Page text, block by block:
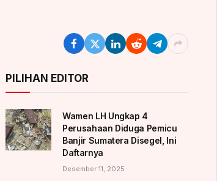
PILIHAN EDITOR
Wamen LH Ungkap 4
Perusahaan Diduga Pemicu
Banjir Sumatera Disegel, Ini
Daftarnya
Desember 11, 2025